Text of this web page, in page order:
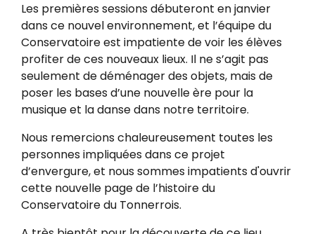
Les premières sessions débuteront en janvier
dans ce nouvel environnement, et l’équipe du
Conservatoire est impatiente de voir les élèves
profiter de ces nouveaux lieux. Il ne s’agit pas
seulement de déménager des objets, mais de
poser les bases d’une nouvelle ère pour la
musique et la danse dans notre territoire.
Nous remercions chaleureusement toutes les
personnes impliquées dans ce projet
d’envergure, et nous sommes impatients d'ouvrir
cette nouvelle page de l’histoire du
Conservatoire du Tonnerrois.